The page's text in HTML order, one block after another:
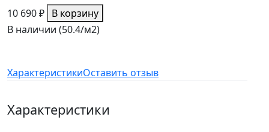
10 690 ₽ В корзину
В наличии (50.4/м2)
ХарактеристикиОставить отзыв
Характеристики